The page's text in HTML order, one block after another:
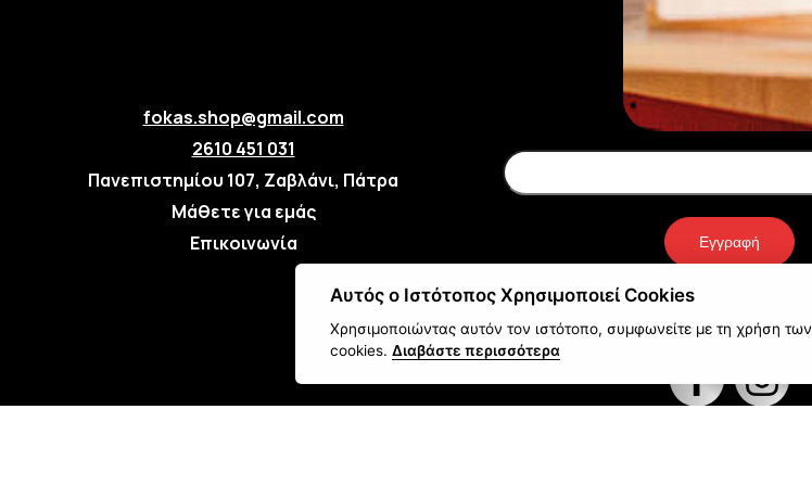
fokas.shop@gmail.com
2610 451 031
Πανεπιστημίου 107, Ζαβλάνι, Πάτρα
Μάθετε για εμάς
Επικοινωνία
Newsletter
Εγγραφή
Αυτός ο Ιστότοπος Χρησιμοποιεί Cookies
Χρησιμοποιώντας αυτόν τον ιστότοπο, συμφωνείτε με τη χρήση των
cookies. Διαβάστε περισσότερα